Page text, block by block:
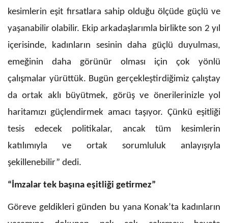
kesimlerin eşit fırsatlara sahip olduğu ölçüde güçlü ve
yaşanabilir olabilir. Ekip arkadaşlarımla birlikte son 2 yıl
içerisinde, kadınların sesinin daha güçlü duyulması,
emeğinin daha görünür olması için çok yönlü
çalışmalar yürüttük. Bugün gerçekleştirdiğimiz çalıştay
da ortak aklı büyütmek, görüş ve önerilerinizle yol
haritamızı güçlendirmek amacı taşıyor. Çünkü eşitliği
tesis edecek politikalar, ancak tüm kesimlerin
katılımıyla ve ortak sorumluluk anlayışıyla
şekillenebilir” dedi.
“İmzalar tek başına eşitliği getirmez”
Göreve geldikleri günden bu yana Konak’ta kadınların